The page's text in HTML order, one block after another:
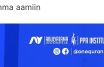
aamiin